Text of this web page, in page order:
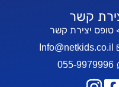
קשר
טופס יצירת קשר
Info@netkids.co.il
055-9979996